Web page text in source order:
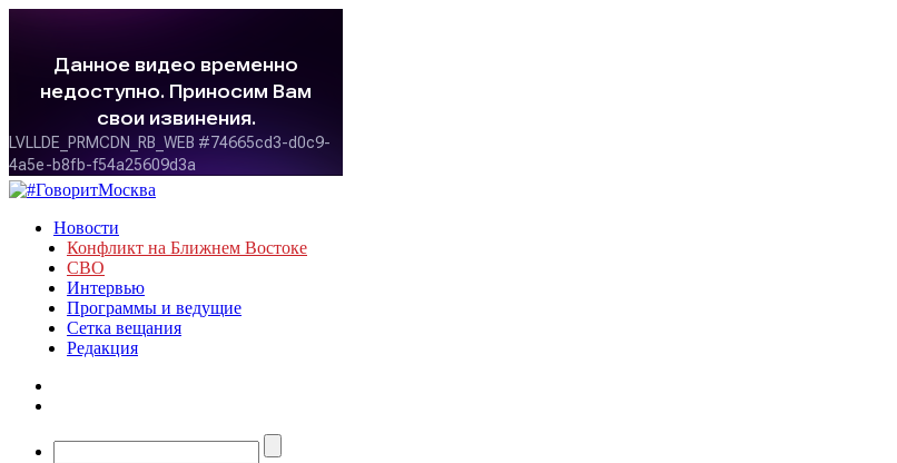
Новости
Конфликт на Ближнем Востоке
СВО
Интервью
Программы и ведущие
Сетка вещания
Редакция